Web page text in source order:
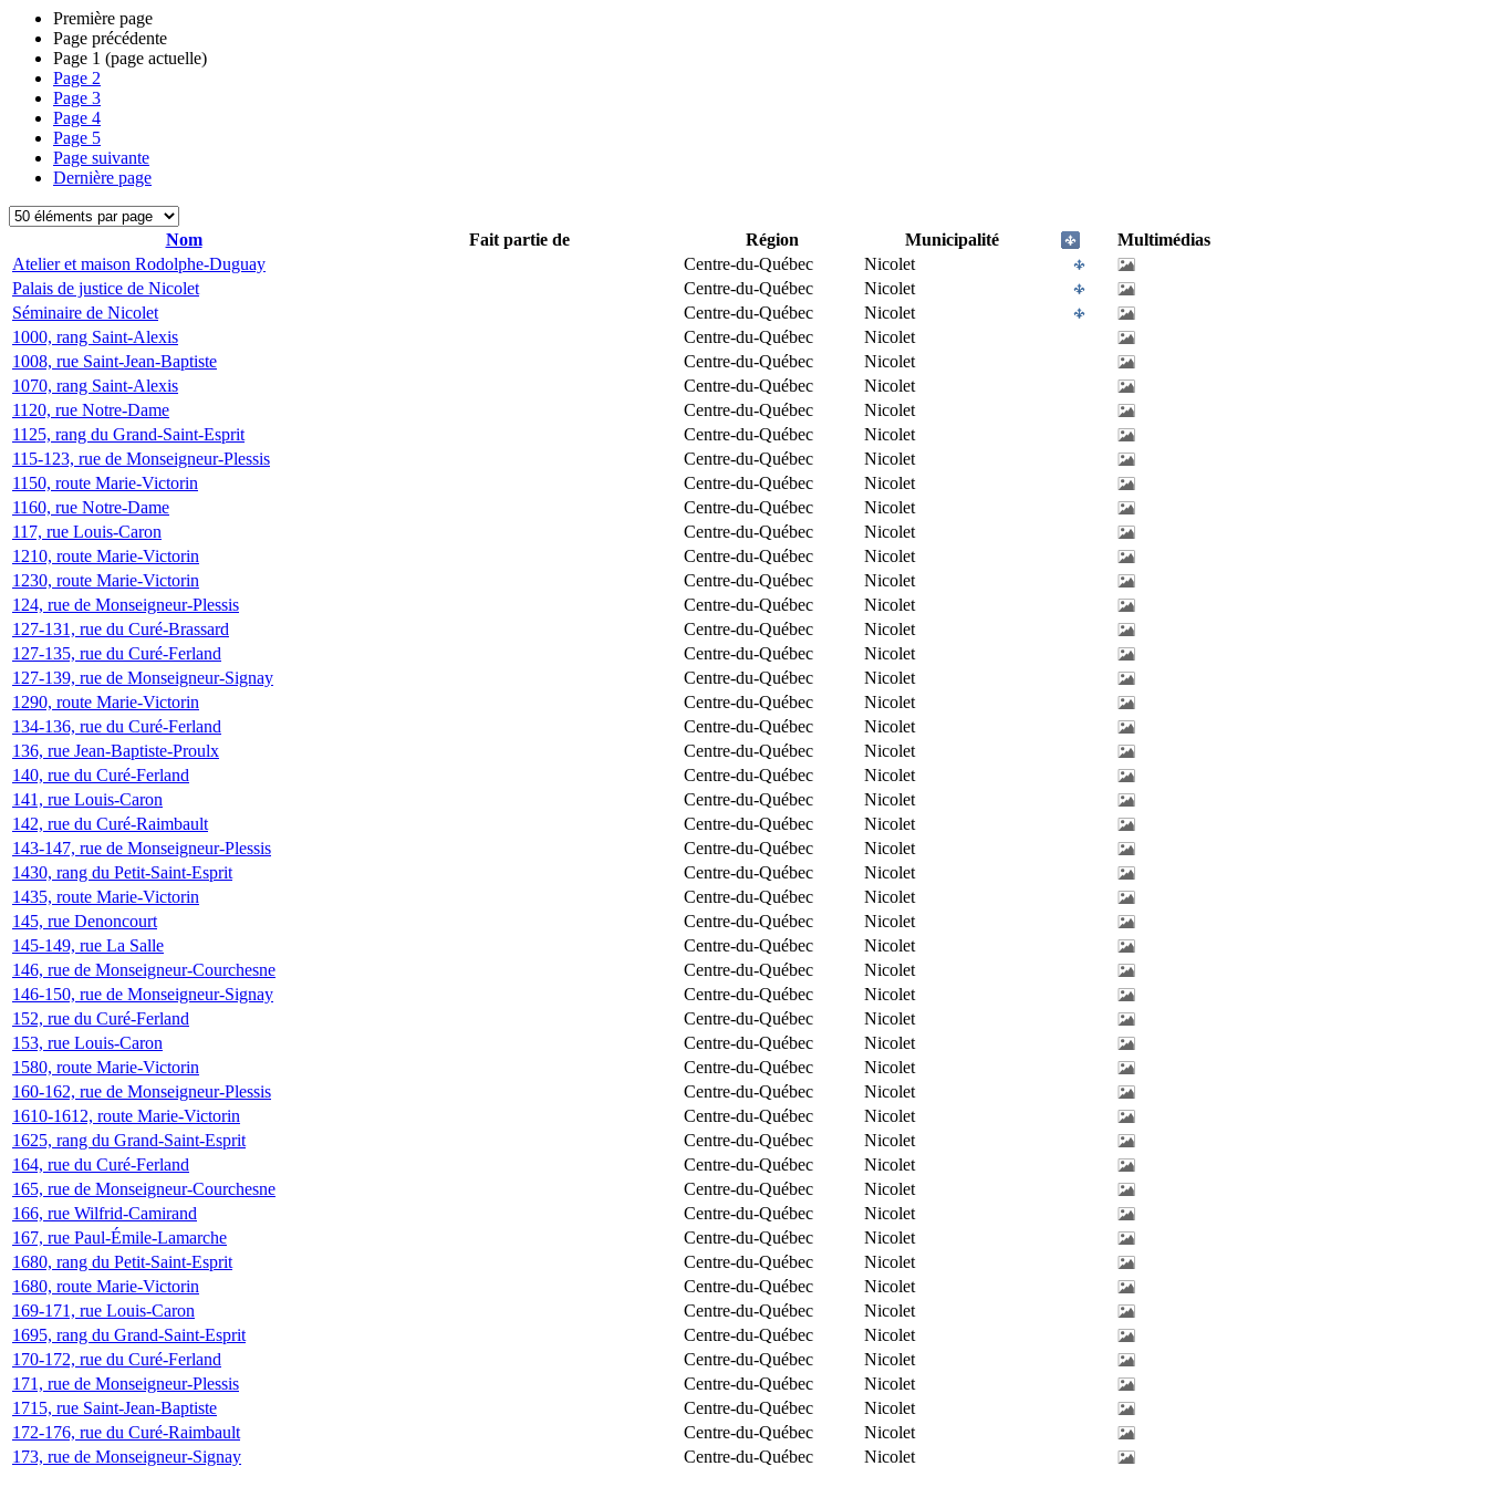
Première page
Page précédente
Page 1 (page actuelle)
Page 2
Page 3
Page 4
Page 5
Page suivante
Dernière page
Nom Fait partie de Région Municipalité
Multimédias
Atelier et maison Rodolphe-Duguay
Centre-du-Québec
Nicolet
Palais de justice de Nicolet
Centre-du-Québec
Nicolet
Séminaire de Nicolet
Centre-du-Québec
Nicolet
1000, rang Saint-Alexis
Centre-du-Québec
Nicolet
1008, rue Saint-Jean-Baptiste
Centre-du-Québec
Nicolet
1070, rang Saint-Alexis
Centre-du-Québec
Nicolet
1120, rue Notre-Dame
Centre-du-Québec
Nicolet
1125, rang du Grand-Saint-Esprit
Centre-du-Québec
Nicolet
115-123, rue de Monseigneur-Plessis
Centre-du-Québec
Nicolet
1150, route Marie-Victorin
Centre-du-Québec
Nicolet
1160, rue Notre-Dame
Centre-du-Québec
Nicolet
117, rue Louis-Caron
Centre-du-Québec
Nicolet
1210, route Marie-Victorin
Centre-du-Québec
Nicolet
1230, route Marie-Victorin
Centre-du-Québec
Nicolet
124, rue de Monseigneur-Plessis
Centre-du-Québec
Nicolet
127-131, rue du Curé-Brassard
Centre-du-Québec
Nicolet
127-135, rue du Curé-Ferland
Centre-du-Québec
Nicolet
127-139, rue de Monseigneur-Signay
Centre-du-Québec
Nicolet
1290, route Marie-Victorin
Centre-du-Québec
Nicolet
134-136, rue du Curé-Ferland
Centre-du-Québec
Nicolet
136, rue Jean-Baptiste-Proulx
Centre-du-Québec
Nicolet
140, rue du Curé-Ferland
Centre-du-Québec
Nicolet
141, rue Louis-Caron
Centre-du-Québec
Nicolet
142, rue du Curé-Raimbault
Centre-du-Québec
Nicolet
143-147, rue de Monseigneur-Plessis
Centre-du-Québec
Nicolet
1430, rang du Petit-Saint-Esprit
Centre-du-Québec
Nicolet
1435, route Marie-Victorin
Centre-du-Québec
Nicolet
145, rue Denoncourt
Centre-du-Québec
Nicolet
145-149, rue La Salle
Centre-du-Québec
Nicolet
146, rue de Monseigneur-Courchesne
Centre-du-Québec
Nicolet
146-150, rue de Monseigneur-Signay
Centre-du-Québec
Nicolet
152, rue du Curé-Ferland
Centre-du-Québec
Nicolet
153, rue Louis-Caron
Centre-du-Québec
Nicolet
1580, route Marie-Victorin
Centre-du-Québec
Nicolet
160-162, rue de Monseigneur-Plessis
Centre-du-Québec
Nicolet
1610-1612, route Marie-Victorin
Centre-du-Québec
Nicolet
1625, rang du Grand-Saint-Esprit
Centre-du-Québec
Nicolet
164, rue du Curé-Ferland
Centre-du-Québec
Nicolet
165, rue de Monseigneur-Courchesne
Centre-du-Québec
Nicolet
166, rue Wilfrid-Camirand
Centre-du-Québec
Nicolet
167, rue Paul-Émile-Lamarche
Centre-du-Québec
Nicolet
1680, rang du Petit-Saint-Esprit
Centre-du-Québec
Nicolet
1680, route Marie-Victorin
Centre-du-Québec
Nicolet
169-171, rue Louis-Caron
Centre-du-Québec
Nicolet
1695, rang du Grand-Saint-Esprit
Centre-du-Québec
Nicolet
170-172, rue du Curé-Ferland
Centre-du-Québec
Nicolet
171, rue de Monseigneur-Plessis
Centre-du-Québec
Nicolet
1715, rue Saint-Jean-Baptiste
Centre-du-Québec
Nicolet
172-176, rue du Curé-Raimbault
Centre-du-Québec
Nicolet
173, rue de Monseigneur-Signay
Centre-du-Québec Nicolet